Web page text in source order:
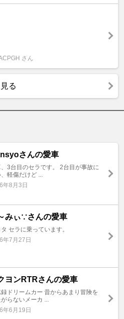
さん
る
さんの愛車
3台目のセラです。 2台目が事故に
軽傷だけど ...
年8月3日
みぃ∵さんの愛車
タ セラに乗っています。
年7月27日
ヨンRTRさんの愛車
ドリームカー 昔からあまり冒険を
らないメーカ ...
年6月19日